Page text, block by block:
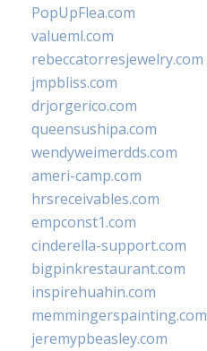
PopUpFlea.com
valueml.com
rebeccatorresjewelry.com
jmpbliss.com
drjorgerico.com
queensushipa.com
wendyweimerdds.com
ameri-camp.com
hrsreceivables.com
empconst1.com
cinderella-support.com
bigpinkrestaurant.com
inspirehuahin.com
memmingerspainting.com
jeremypbeasley.com